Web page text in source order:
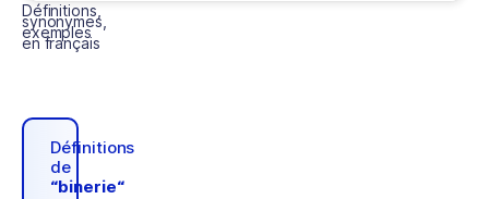
Définitions,
synonymes,
exemples
en français
Définitions
de
“binerie“